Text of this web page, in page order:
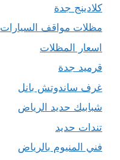
كلادينج جدة
مظلات مواقف السيارات
اسعار المظلات
قرميد جدة
غرف ساندوتش بانل
شبابيك حديد الرياض
تندات حديد
فني المنيوم بالرياض